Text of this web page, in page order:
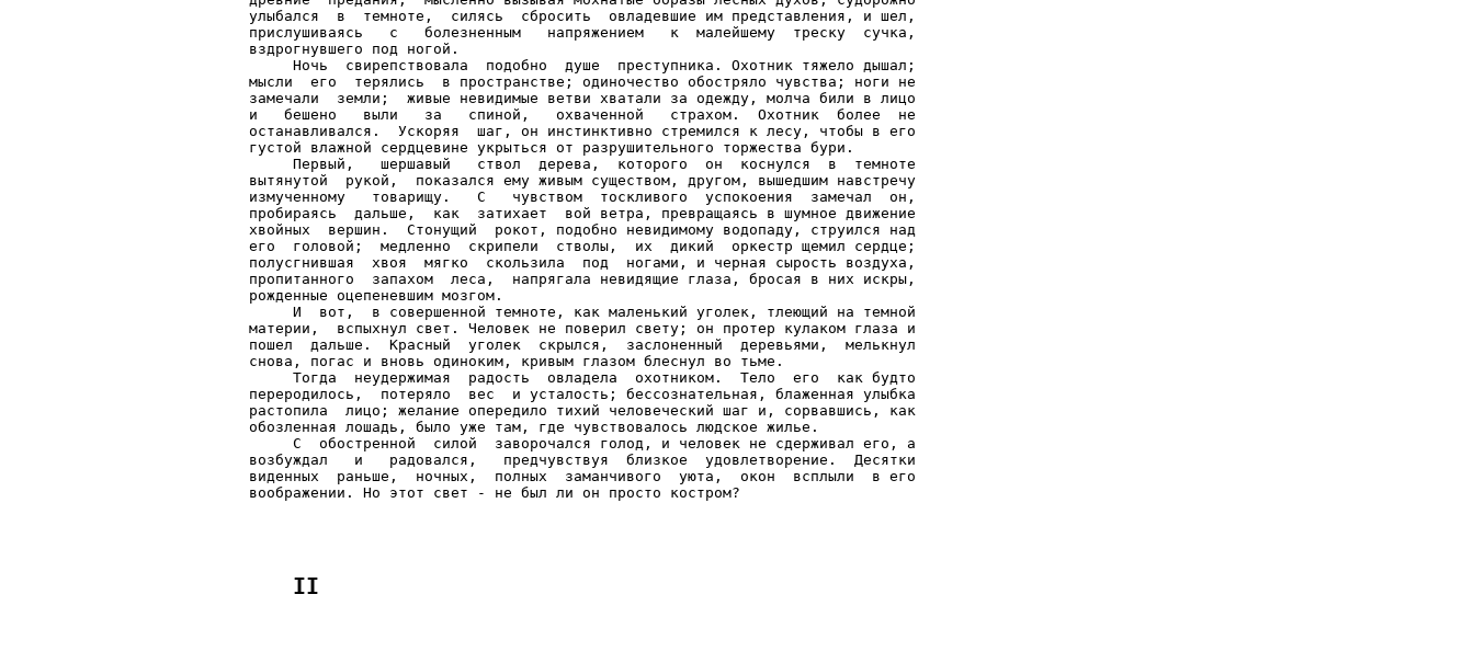
улыбался  в  темноте,  силясь  сбросить  овладевшие им представления, и шел,
прислушиваясь   с   болезненным   напряжением   к  малейшему  треску  сучка,
вздрогнувшего под ногой.
     Ночь  свирепствовала  подобно  душе  преступника. Охотник тяжело дышал;
мысли  его  терялись  в пространстве; одиночество обостряло чувства; ноги не
замечали  земли;  живые невидимые ветви хватали за одежду, молча били в лицо
и   бешено   выли   за   спиной,   охваченной   страхом.  Охотник  более  не
останавливался.  Ускоряя  шаг, он инстинктивно стремился к лесу, чтобы в его
густой влажной сердцевине укрыться от разрушительного торжества бури.
     Первый,   шершавый   ствол  дерева,  которого  он  коснулся  в  темноте
вытянутой  рукой,  показался ему живым существом, другом, вышедшим навстречу
измученному   товарищу.   С   чувством  тоскливого  успокоения  замечал  он,
пробираясь  дальше,  как  затихает  вой ветра, превращаясь в шумное движение
хвойных  вершин.  Стонущий  рокот, подобно невидимому водопаду, струился над
его  головой;  медленно  скрипели  стволы,  их  дикий  оркестр щемил сердце;
полусгнившая  хвоя  мягко  скользила  под  ногами, и черная сырость воздуха,
пропитанного  запахом  леса,  напрягала невидящие глаза, бросая в них искры,
рожденные оцепеневшим мозгом.
     И  вот,  в совершенной темноте, как маленький уголек, тлеющий на темной
материи,  вспыхнул свет. Человек не поверил свету; он протер кулаком глаза и
пошел  дальше.  Красный  уголек  скрылся,  заслоненный  деревьями,  мелькнул
снова, погас и вновь одиноким, кривым глазом блеснул во тьме.
     Тогда  неудержимая  радость  овладела  охотником.  Тело  его  как будто
переродилось,  потеряло  вес  и усталость; бессознательная, блаженная улыбка
растопила  лицо; желание опередило тихий человеческий шаг и, сорвавшись, как
обозленная лошадь, было уже там, где чувствовалось людское жилье.
     С  обостренной  силой  заворочался голод, и человек не сдерживал его, а
возбуждал   и   радовался,   предчувствуя  близкое  удовлетворение.  Десятки
виденных  раньше,  ночных,  полных  заманчивого  уюта,  окон  всплыли  в его